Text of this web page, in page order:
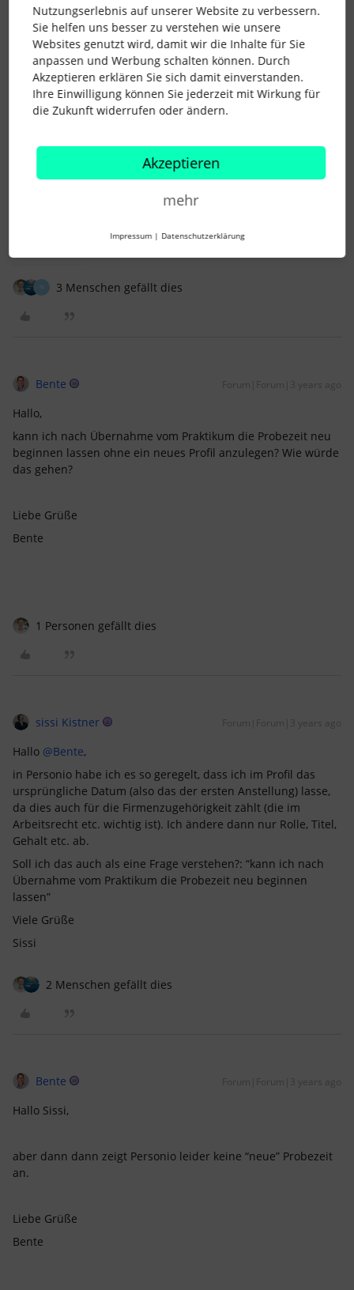
befristet sein, ist diese Befristung in den
Personalinformationen hinterlegt. Eine Probezeit erhebe ich
in der Regel nicht, da ich der Meinung bin, dass sich beim
Praktikum etc. zeigt, ob der Mitarbeitende “zu uns passt”.
Rechtlich gesehen ist es aber so, dass die Probezeit trotzdem
wichtig sein kann, da das Kündigungsschutzgesetz erst nach
einer Betriebszugehörigkeit von 6 Monaten greift. Die
entsprechend auf den neuen Vertrag abändern, wenn nötig.
N 3 Menschen gefällt dies
Bente Forum|Forum|3 years ago
Hallo,
kann ich nach Übernahme vom Praktikum die Probezeit neu
beginnen lassen ohne ein neues Profil anzulegen? Wie würde
das gehen?
Liebe Grüße
Bente
1 Personen gefällt dies
sissi Kistner Forum|Forum|3 years ago
Hallo @Bente,
in Personio habe ich es so geregelt, dass ich im Profil das
ursprüngliche Datum (also das der ersten Anstellung) lasse,
da dies auch für die Firmenzugehörigkeit zählt (die im
Arbeitsrecht etc. wichtig ist). Ich ändere dann nur Rolle, Titel,
Gehalt etc. ab.
Soll ich das auch als eine Frage verstehen?: “kann ich nach
Übernahme vom Praktikum die Probezeit neu beginnen
lassen”
Viele Grüße
Sissi
2 Menschen gefällt dies
Bente Forum|Forum|3 years ago
Hallo Sissi,
aber dann dann zeigt Personio leider keine “neue” Probezeit
an.
Liebe Grüße
Bente
Nutzungserlebnis auf unserer Website zu verbessern.
Sie helfen uns besser zu verstehen wie unsere
Websites genutzt wird, damit wir die Inhalte für Sie
anpassen und Werbung schalten können. Durch
Akzeptieren erklären Sie sich damit einverstanden.
Ihre Einwilligung können Sie jederzeit mit Wirkung für
die Zukunft widerrufen oder ändern.
Akzeptieren
mehr
Impressum | Datenschutzerklärung